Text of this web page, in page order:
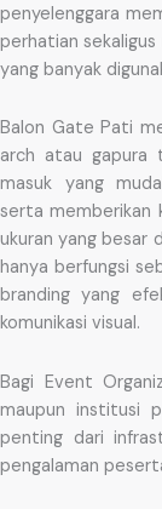
penyelenggara
perhatian
yang banyak
Balon Gate Pati
arch atau gapura
masuk yang
serta memberikan
ukuran yang besar
hanya berfungsi
branding yang
komunikasi visual.
Bagi Event
maupun institusi
penting dari
pengalaman